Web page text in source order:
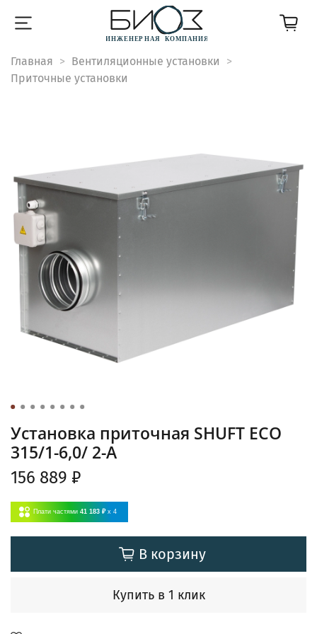
Главная
Вентиляционные установки
Приточные установки
Установка приточная SHUFT ECO
315/1-6,0/ 2-A
156 889 ₽
Плати частями 41 183 ₽ x 4
В корзину
Купить в 1 клик